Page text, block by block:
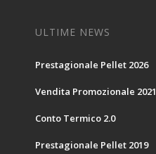
ULTIME NEWS
Prestagionale Pellet 2026
Vendita Promozionale 2021
Conto Termico 2.0
Prestagionale Pellet 2019